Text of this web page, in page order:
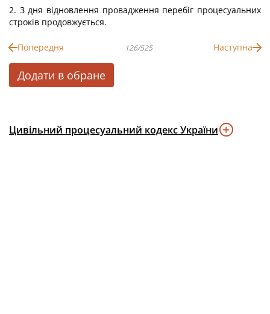
2. З дня відновлення провадження перебіг процесуальних
строків продовжується.
Попередня 126/525 Наступна
Додати в обране
Цивільний процесуальний кодекс України